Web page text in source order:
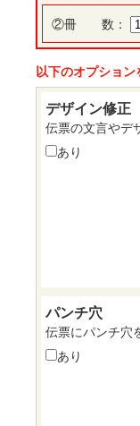
②冊 数：
以下のオプション
デザイン修正
伝票の文言やデ
あり
パンチ穴
伝票にパンチ穴
あり